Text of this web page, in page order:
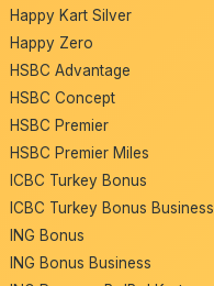
Happy Kart Silver
Happy Zero
HSBC Advantage
HSBC Concept
HSBC Premier
HSBC Premier Miles
ICBC Turkey Bonus
ICBC Turkey Bonus Business
ING Bonus
ING Bonus Business